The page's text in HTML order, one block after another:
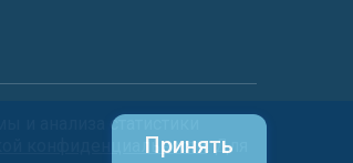
анализа статистики
конфиденциальности. Для
Принять